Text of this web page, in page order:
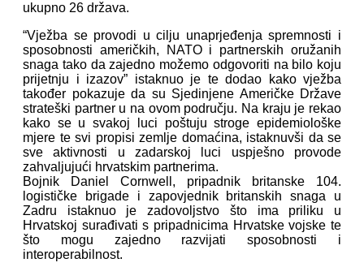
ukupno 26 država.
“Vježba se provodi u cilju unaprjeđenja spremnosti i
sposobnosti američkih, NATO i partnerskih oružanih
snaga tako da zajedno možemo odgovoriti na bilo koju
prijetnju i izazov” istaknuo je te dodao kako vježba
također pokazuje da su Sjedinjene Američke Države
strateški partner u na ovom području. Na kraju je rekao
kako se u svakoj luci poštuju stroge epidemiološke
mjere te svi propisi zemlje domaćina, istaknuvši da se
sve aktivnosti u zadarskoj luci uspješno provode
zahvaljujući hrvatskim partnerima.
Bojnik Daniel Cornwell, pripadnik britanske 104.
logističke brigade i zapovjednik britanskih snaga u
Zadru istaknuo je zadovoljstvo što ima priliku u
Hrvatskoj surađivati s pripadnicima Hrvatske vojske te
što mogu zajedno razvijati sposobnosti i
interoperabilnost.